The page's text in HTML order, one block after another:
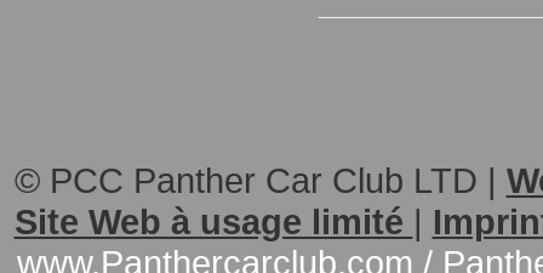
© PCC Panther Car Club LTD |
Site Web à usage limité |
www.Panthercarclub.com /